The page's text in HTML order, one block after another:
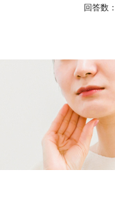
回答数：